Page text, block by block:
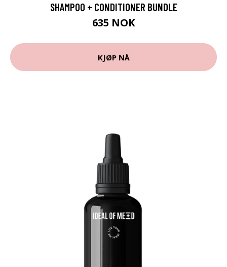
SHAMPOO + CONDITIONER BUNDLE
635 NOK
KJØP NÅ